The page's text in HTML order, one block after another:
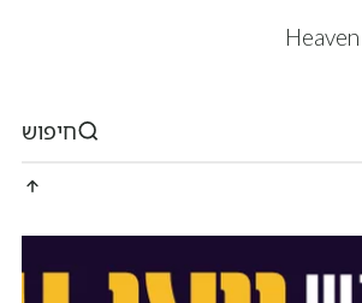
חיפוש